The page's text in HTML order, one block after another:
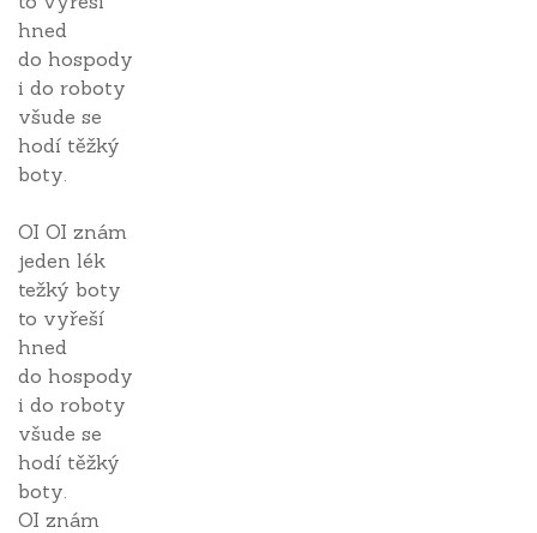
hned
do hospody
i do roboty
všude se
hodí těžký
boty.
OI OI znám
jeden lék
težký boty
to vyřeší
hned
do hospody
i do roboty
všude se
hodí těžký
boty.
OI znám